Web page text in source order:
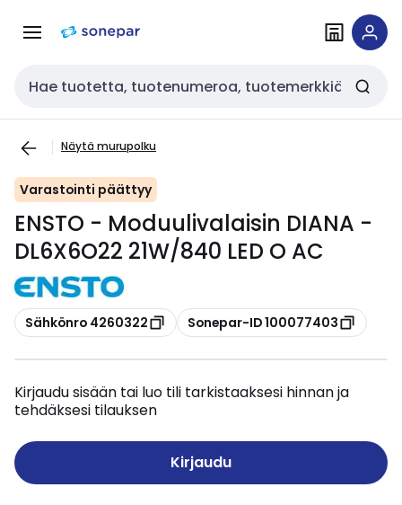
navigointiinsisältöön
Haku
Näytä murupolku
Varastointi päättyy
ENSTO - Moduulivalaisin DIANA -
DL6X6O22 21W/840 LED O AC
Kopioi
Sähkönro 4260322 Kopioi
Sonepar-ID 100077403
Kirjaudu sisään tai luo tili tarkistaaksesi hinnan ja
tehdäksesi tilauksen
Kirjaudu